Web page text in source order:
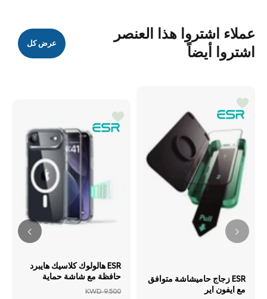
عملاء اشتروا هذا العنصر
اشتروا أيضاً
عرض كل
ESR زجاج حاميشاشة متوافق
مع ايفون اير
ESR هالولوك كلاسيك هايبرد
حافظة مع شاشة حماية
KWD 9.500